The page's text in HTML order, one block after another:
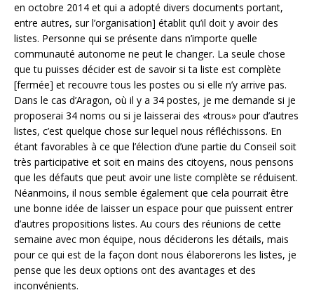
en octobre 2014 et qui a adopté divers documents portant,
entre autres, sur l’organisation] établit qu’il doit y avoir des
listes. Personne qui se présente dans n’importe quelle
communauté autonome ne peut le changer. La seule chose
que tu puisses décider est de savoir si ta liste est complète
[fermée] et recouvre tous les postes ou si elle n’y arrive pas.
Dans le cas d’Aragon, où il y a 34 postes, je me demande si je
proposerai 34 noms ou si je laisserai des «trous» pour d’autres
listes, c’est quelque chose sur lequel nous réfléchissons. En
étant favorables à ce que l’élection d’une partie du Conseil soit
très participative et soit en mains des citoyens, nous pensons
que les défauts que peut avoir une liste complète se réduisent.
Néanmoins, il nous semble également que cela pourrait être
une bonne idée de laisser un espace pour que puissent entrer
d’autres propositions listes. Au cours des réunions de cette
semaine avec mon équipe, nous déciderons les détails, mais
pour ce qui est de la façon dont nous élaborerons les listes, je
pense que les deux options ont des avantages et des
inconvénients.